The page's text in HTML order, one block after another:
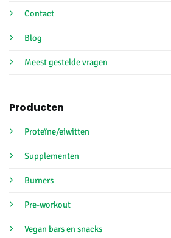
Contact
Blog
Meest gestelde vragen
Producten
Proteïne/eiwitten
Supplementen
Burners
Pre-workout
Vegan bars en snacks